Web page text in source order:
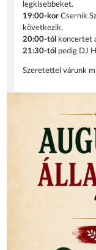
legkisebbeket.
19:00-korCsernik
következik.
20:00-tól
koncertet
21:30-tól pedig DJ
Szeretettel várunk